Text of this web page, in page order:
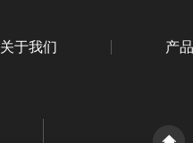
关于我们 产